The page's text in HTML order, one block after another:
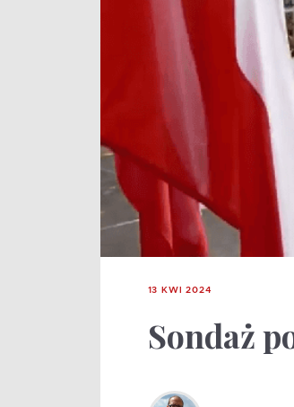
13 KWI 2024
Sondaż